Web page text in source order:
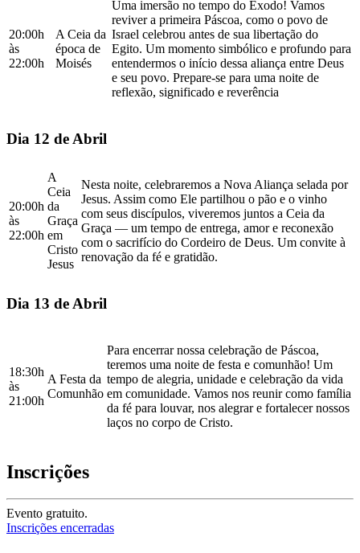
20:00h
às
22:00h
A Ceia da
época de
Moisés
Uma imersão no tempo do Êxodo! Vamos
reviver a primeira Páscoa, como o povo de
Israel celebrou antes de sua libertação do
Egito. Um momento simbólico e profundo para
entendermos o início dessa aliança entre Deus
e seu povo. Prepare-se para uma noite de
reflexão, significado e reverência
Dia 12 de Abril
20:00h
às
22:00h
A
Ceia
da
Graça
em
Cristo
Jesus
Nesta noite, celebraremos a Nova Aliança selada por
Jesus. Assim como Ele partilhou o pão e o vinho
com seus discípulos, viveremos juntos a Ceia da
Graça — um tempo de entrega, amor e reconexão
com o sacrifício do Cordeiro de Deus. Um convite à
renovação da fé e gratidão.
Dia 13 de Abril
18:30h
às
21:00h
A Festa da
Comunhão
Para encerrar nossa celebração de Páscoa,
teremos uma noite de festa e comunhão! Um
tempo de alegria, unidade e celebração da vida
em comunidade. Vamos nos reunir como família
da fé para louvar, nos alegrar e fortalecer nossos
laços no corpo de Cristo.
Inscrições
Evento gratuito.
Inscrições encerradas